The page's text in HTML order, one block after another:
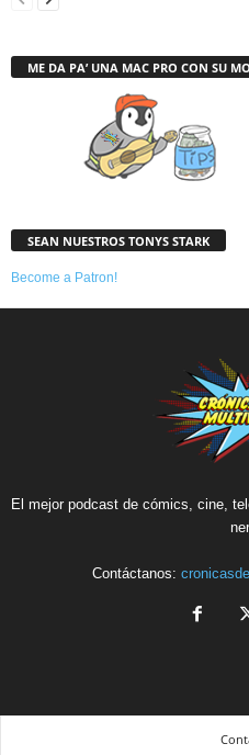
ME DA PA’ UNA MAC PRO CON SU
SEAN NUESTROS TONYS STARK
Become a Patron!
El mejor podcast de cómics, cine,
Contáctanos: